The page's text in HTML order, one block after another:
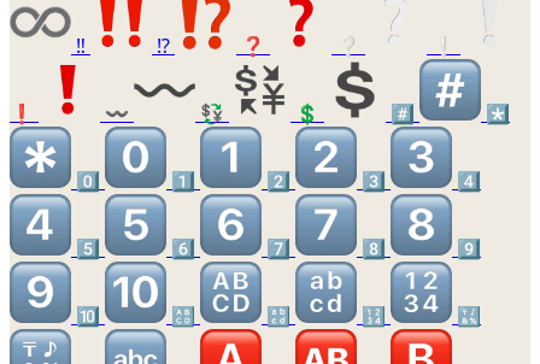
‼️ ⁉️ ❓ ❔ ❕
❗ 〰️ 💱 💲 #️⃣ *️⃣
0️⃣ 1️⃣ 2️⃣ 3️⃣ 4️⃣
5️⃣ 6️⃣ 7️⃣ 8️⃣ 9️⃣
🔟 🔠 🔡 🔢 🔣